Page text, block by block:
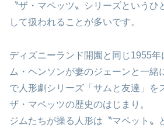
〝ザ・マペッツ〟シリーズというひ
して扱われることが多いです。
ディズニーランド開園と同じ1955
ム・ヘンソンが妻のジェーンと一緒
で人形劇シリーズ「サムと友達」を
ザ・マペッツの歴史のはじまり。
ジムたちが操る人形は〝マペット〟